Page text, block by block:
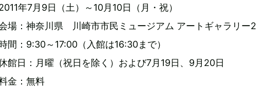
年7月9日（土）～10月10日（月・祝）
場：神奈川県 川崎市市民ミュージアム アートギャラリー2
間：9:30～17:00（入館は16:30まで）
館日：月曜（祝日を除く）および7月19日、9月20日
金：無料